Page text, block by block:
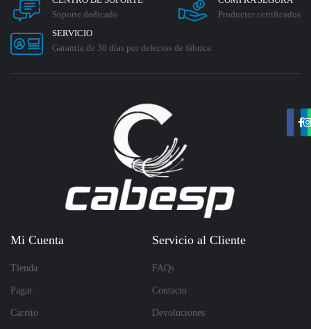
Soporte dedicado
Productor certificados
SERVICIO
Garantía de 30 días por defectos de fábrica.
Mi Cuenta
Tienda
Pagar
Carrito
Servicio al Cliente
FAQs
Contacto
Devoluciones